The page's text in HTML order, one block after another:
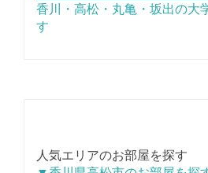
香川・高松・丸亀・坂出の大
す
人気エリアのお部屋を探す